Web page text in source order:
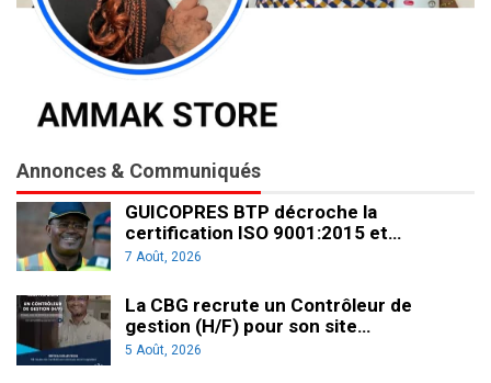
Annonces & Communiqués
GUICOPRES BTP décroche la
certification ISO 9001:2015 et…
7 Août, 2026
La CBG recrute un Contrôleur de
gestion (H/F) pour son site…
5 Août, 2026